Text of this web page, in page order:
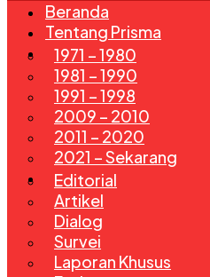
Beranda
Tentang Prisma
Edisi
1971 – 1980
1981 – 1990
1991 – 1998
2009 – 2010
2011 – 2020
2021 – Sekarang
Rubrik
Editorial
Artikel
Dialog
Survei
Laporan Khusus